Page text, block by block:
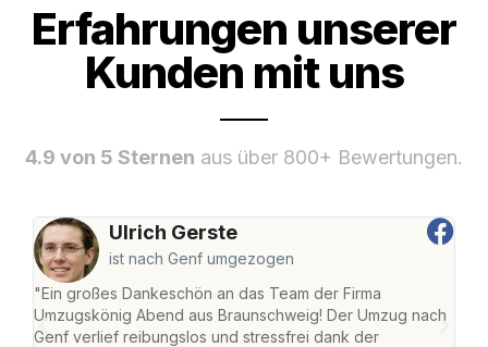
Erfahrungen unserer
Kunden mit uns
4.9 von 5 Sternen aus über 800+ Bewertungen.
Ulrich Gerste
ist nach Genf umgezogen
"Ein großes Dankeschön an das Team der Firma
Umzugskönig Abend aus Braunschweig! Der Umzug nach
Genf verlief reibungslos und stressfrei dank der